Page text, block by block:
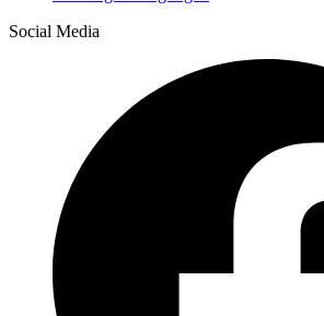
Social Media